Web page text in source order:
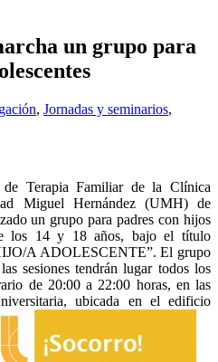
un grupo para
, Jornadas y seminarios,
Terapia Familiar de la Clínica
Miguel Hernández (UMH) de
un grupo para padres con hijos
los 14 y 18 años, bajo el título
A ADOLESCENTE”. El grupo
sesiones tendrán lugar todos los
de 20:00 a 22:00 horas, en las
ubicada en el edificio